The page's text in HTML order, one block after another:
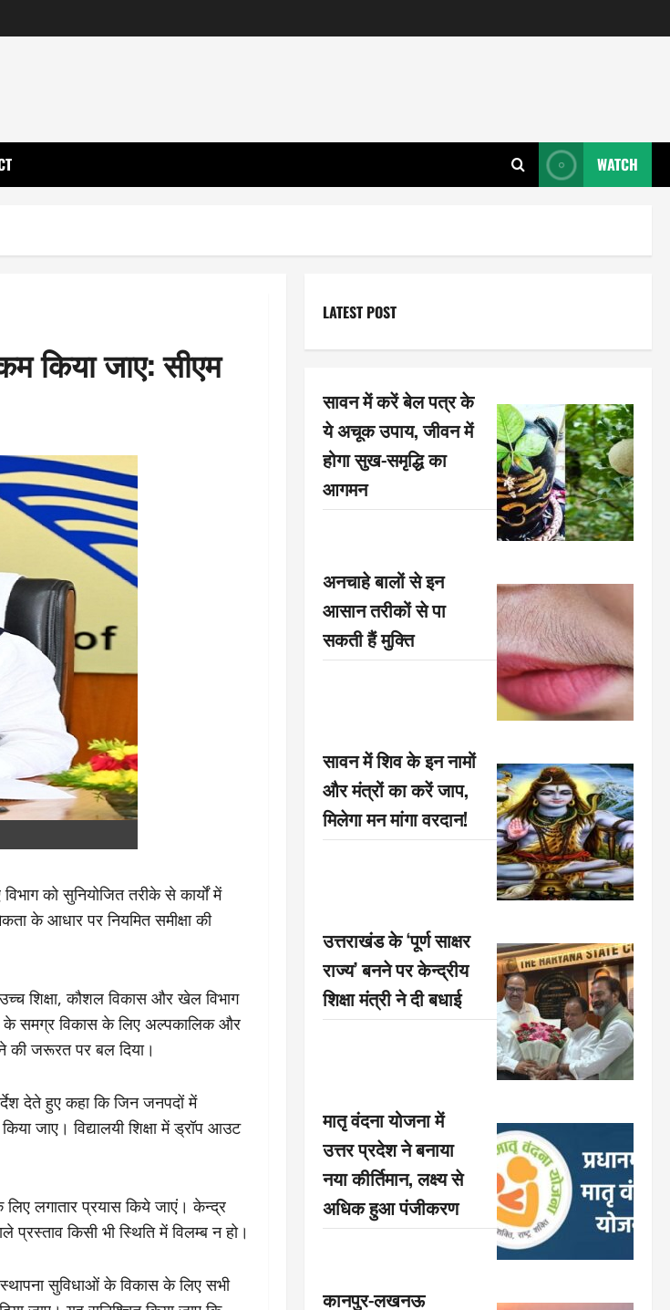
WATCH
किया जाए: सीएम
को सुनियोजित तरीके से कार्यों में
के आधार पर नियमित समीक्षा की
शिक्षा, कौशल विकास और खेल विभाग
के समग्र विकास के लिए अल्पकालिक और
की जरूरत पर बल दिया।
देते हुए कहा कि जिन जनपदों में
जाए। विद्यालयी शिक्षा में ड्रॉप आउट
लिए लगातार प्रयास किये जाएं। केन्द्र
किसी भी स्थिति में विलम्ब न हो।
सुविधाओं के विकास के लिए सभी
LATEST POST
सावन में करें बेल पत्र के
ये अचूक उपाय, जीवन में
होगा सुख-समृद्धि का
आगमन
अनचाहे बालों से इन
आसान तरीकों से पा
सकती हैं मुक्ति
सावन में शिव के इन नामों
और मंत्रों का करें जाप,
मिलेगा मन मांगा वरदान!
उत्तराखंड के ‘पूर्ण साक्षर
राज्य’ बनने पर केन्द्रीय
शिक्षा मंत्री ने दी बधाई
मातृ वंदना योजना में
उत्तर प्रदेश ने बनाया
नया कीर्तिमान, लक्ष्य से
अधिक हुआ पंजीकरण
कानपुर-लखनऊ